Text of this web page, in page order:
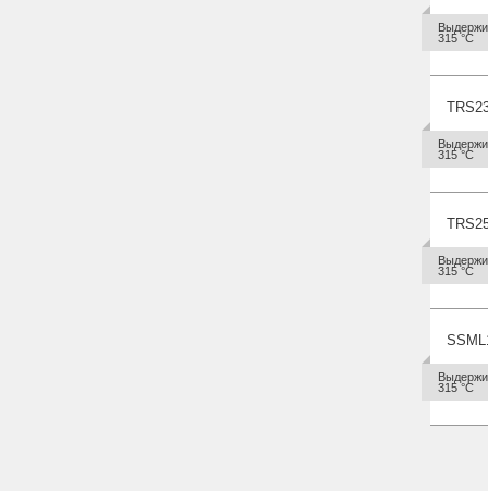
315 °С
315 °С
315 °С
315 °С